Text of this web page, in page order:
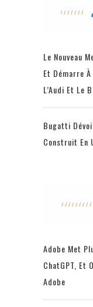
Le Nouveau
Et Démarre
L’Audi Et Le
Bugatti
Construit En
Adobe Met
ChatGPT, Et
Adobe